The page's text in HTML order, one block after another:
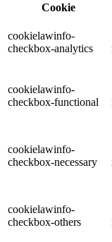
Cookie
cookielawinfo-
checkbox-analytics
cookielawinfo-
checkbox-functional
cookielawinfo-
checkbox-necessary
cookielawinfo-
checkbox-others